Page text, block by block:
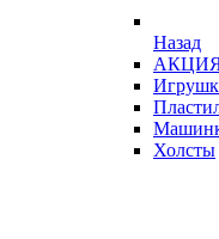
Назад
Холсты